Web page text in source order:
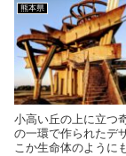
熊本県
小高い丘の上に立つ
の一環で作られたデ
こか生命体のように